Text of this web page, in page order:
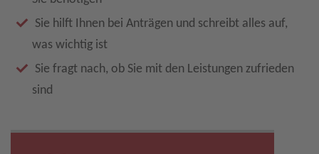
Sie hilft Ihnen bei Anträgen und schreibt alles auf,
was wichtig ist
Sie fragt nach, ob Sie mit den Leistungen zufrieden
sind